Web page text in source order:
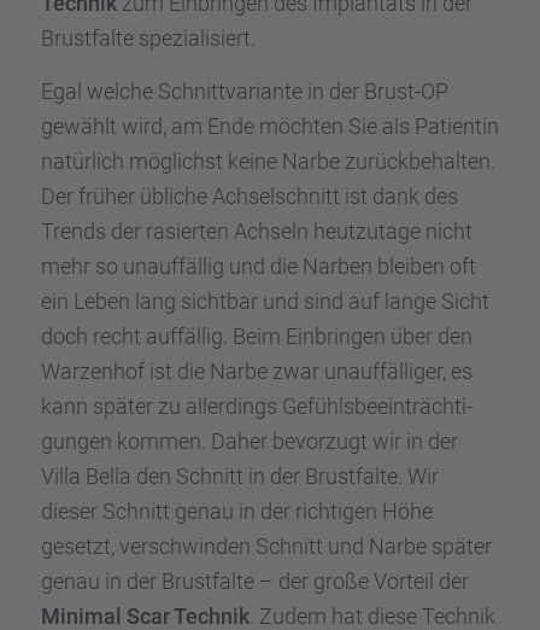
Brust­falte spezia­li­siert.
Egal welche Schnitt­va­ri­ante in der Brust-OP
gewählt wird, am Ende möchten Sie als Patien­tin
natür­lich möglichst keine Narbe zurück­be­hal­ten.
Der früher übliche Achsel­schnitt ist dank des
Trends der rasier­ten Achseln heutzu­tage nicht
mehr so unauf­fäl­lig und die Narben bleiben oft
ein Leben lang sicht­bar und sind auf lange Sicht
doch recht auffäl­lig. Beim Einbrin­gen über den
Warzen­hof ist die Narbe zwar unauf­fäl­li­ger, es
kann später zu aller­dings Gefühls­be­ein­träch­ti­
gun­gen kommen. Daher bevor­zugt wir in der
Villa Bella den Schnitt in der Brust­falte. Wir
dieser Schnitt genau in der richti­gen Höhe
gesetzt, verschwin­den Schnitt und Narbe später
genau in der Brust­falte – der große Vorteil der
Minimal Scar Technik. Zudem hat diese Technik